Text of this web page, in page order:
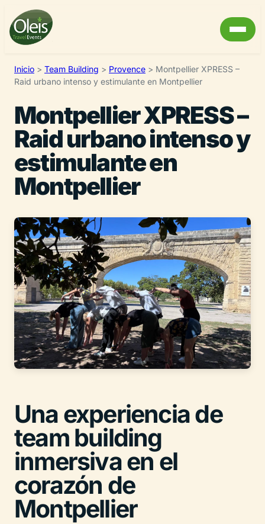
Inicio > Team Building > Provence > Montpellier XPRESS –
Raid urbano intenso y estimulante en Montpellier
Montpellier XPRESS –
Raid urbano intenso y
estimulante en
Montpellier
Una experiencia de
team building
inmersiva en el
corazón de
Montpellier